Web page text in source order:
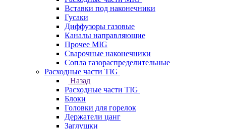
Вставки под наконечники
Гусаки
Диффузоры газовые
Каналы направляющие
Прочее MIG
Сварочные наконечники
Сопла газораспределительные
Расходные части TIG
Назад
Расходные части TIG
Блоки
Головки для горелок
Держатели цанг
Заглушки